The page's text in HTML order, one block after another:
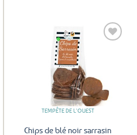
favoris
TEMPÊTE DE L'OUEST
Chips de blé noir sarrasin